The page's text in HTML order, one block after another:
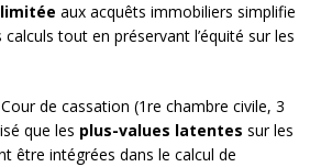
aux acquêts immobiliers simplifie
tout en préservant l’équité sur les
de cassation (1re chambre civile, 3
que les plus-values latentes sur les
être intégrées dans le calcul de